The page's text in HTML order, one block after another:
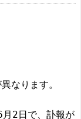
なります。
2日で、訃報が